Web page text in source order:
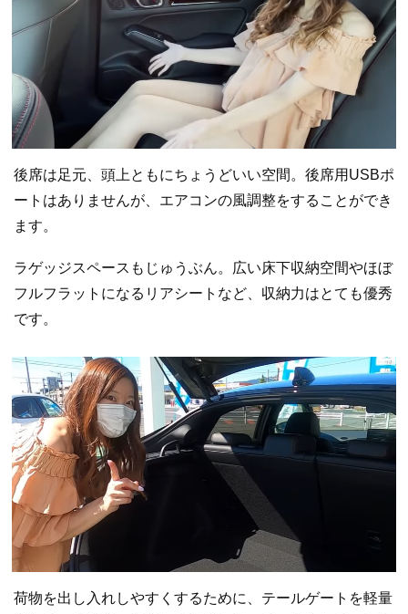
後席は足元、頭上ともにちょうどいい空間。後席用USBポ
ートはありませんが、エアコンの風調整をすることができ
ます。
ラゲッジスペースもじゅうぶん。広い床下収納空間やほぼ
フルフラットになるリアシートなど、収納力はとても優秀
です。
荷物を出し入れしやすくするために、テールゲートを軽量